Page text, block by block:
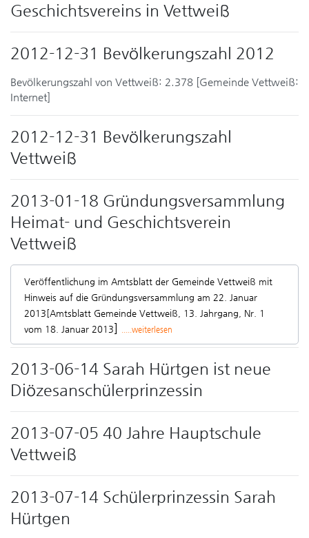
Geschichtsvereins in Vettweiß
2012-12-31 Bevölkerungszahl 2012
Bevölkerungszahl von Vettweiß: 2.378 [Gemeinde Vettweiß:
Internet]
2012-12-31 Bevölkerungszahl
Vettweiß
2013-01-18 Gründungsversammlung
Heimat- und Geschichtsverein
Vettweiß
Veröffentlichung im Amtsblatt der Gemeinde Vettweiß mit
Hinweis auf die Gründungsversammlung am 22. Januar
2013 [Amtsblatt Gemeinde Vettweiß, 13. Jahrgang, Nr. 1
vom 18. Januar 2013] .....weiterlesen
2013-06-14 Sarah Hürtgen ist neue
Diözesanschülerprinzessin
2013-07-05 40 Jahre Hauptschule
Vettweiß
2013-07-14 Schülerprinzessin Sarah
Hürtgen